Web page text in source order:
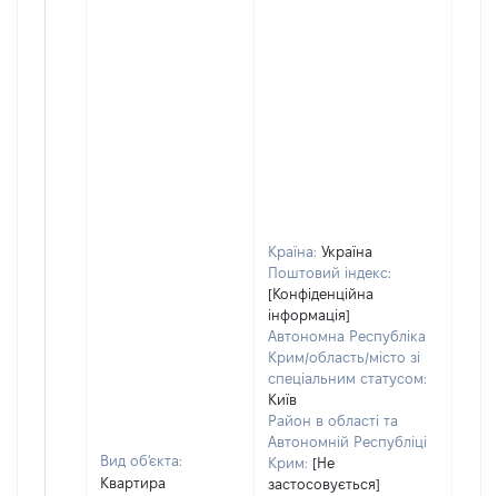
Вид об'єкта:
Квартира
Країна: Україна
Поштовий індекс:
[Конфіденційна
інформація]
Автономна Республіка
Крим/область/місто зі
спеціальним статусом:
Київ
Район в області та
Автономній Республіці
Крим: [Не
застосовується]